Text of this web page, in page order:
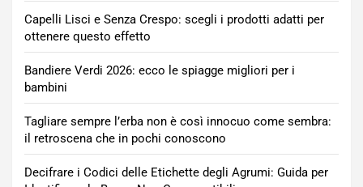
Capelli Lisci e Senza Crespo: scegli i prodotti adatti per
ottenere questo effetto
Bandiere Verdi 2026: ecco le spiagge migliori per i
bambini
Tagliare sempre l’erba non è così innocuo come sembra:
il retroscena che in pochi conoscono
Decifrare i Codici delle Etichette degli Agrumi: Guida per